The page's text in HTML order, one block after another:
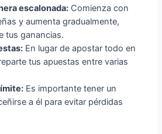
escalonada: Comienza con
y aumenta gradualmente,
tus ganancias.
En lugar de apostar todo en
tus apuestas entre varias
Es importante tener un
a él para evitar pérdidas